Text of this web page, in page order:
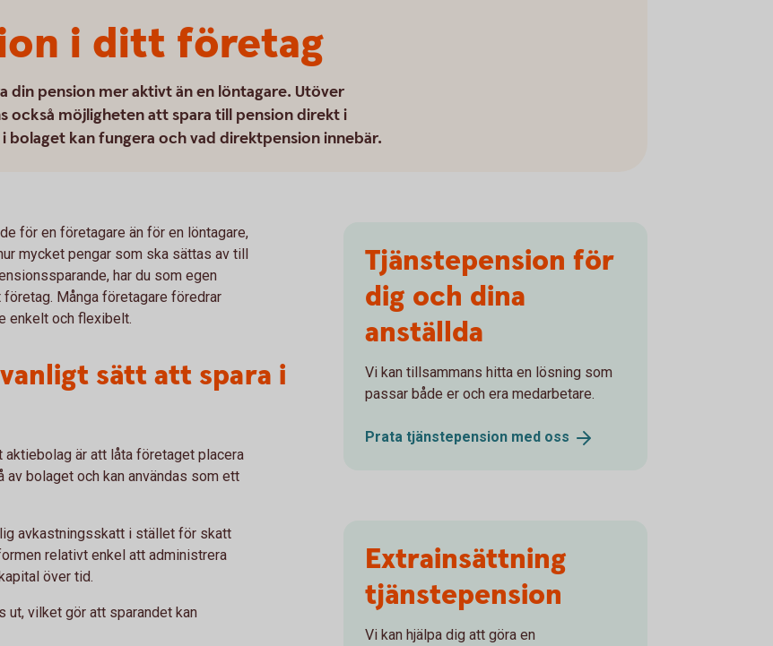
i ditt företag
pension mer aktivt än en löntagare. Utöver
också möjligheten att spara till pension direkt i
kan fungera och vad direktpension innebär.
för en företagare än för en löntagare,
mycket pengar som ska sättas av till
har du som egen
Många företagare föredrar
enkelt och flexibelt.
sätt att spara i
är att låta företaget placera
bolaget och kan användas som ett
avkastningsskatt i stället för skatt
relativt enkel att administrera
över tid.
ut, vilket gör att sparandet kan
Tjänstepension för
dig och dina
anställda
Vi kan tillsammans hitta en lösning som
passar både er och era medarbetare.
Prata tjänstepension med oss
Extrainsättning
tjänstepension
Vi kan hjälpa dig att göra en